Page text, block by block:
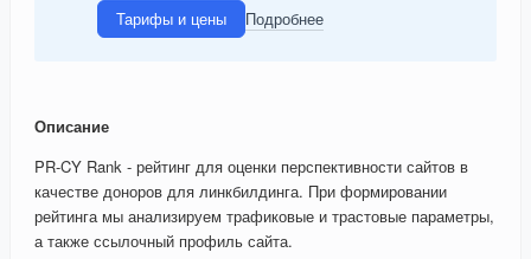
Тарифы и цены
Подробнее
Описание
PR-CY Rank - рейтинг для оценки перспективности сайтов в
качестве доноров для линкбилдинга. При формировании
рейтинга мы анализируем трафиковые и трастовые параметры,
а также ссылочный профиль сайта.